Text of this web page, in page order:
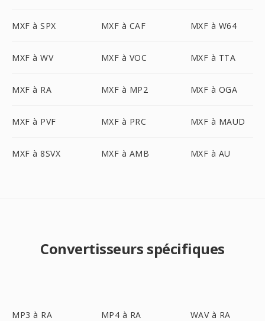
MXF à SPX MXF à CAF MXF à W64
MXF à WV MXF à VOC MXF à TTA
MXF à RA MXF à MP2 MXF à OGA
MXF à PVF MXF à PRC MXF à MAUD
MXF à 8SVX MXF à AMB MXF à AU
Convertisseurs spécifiques
MP3 à RA MP4 à RA WAV à RA